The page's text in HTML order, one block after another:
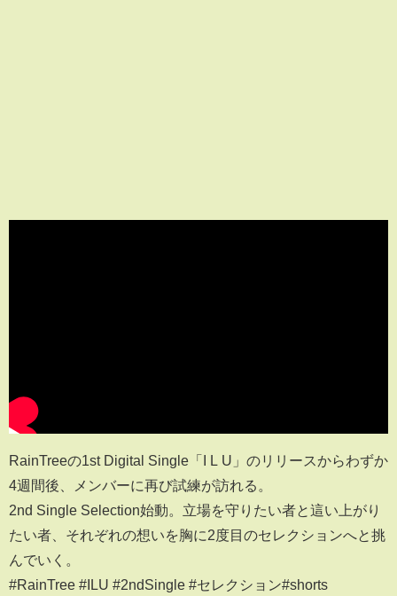
RainTreeの1st Digital Single「I L U」のリリースからわずか
4週間後、メンバーに再び試練が訪れる。
2nd Single Selection始動。立場を守りたい者と這い上がり
たい者、それぞれの想いを胸に2度目のセレクションへと挑
んでいく。
#RainTree #ILU #2ndSingle #セレクション#shorts